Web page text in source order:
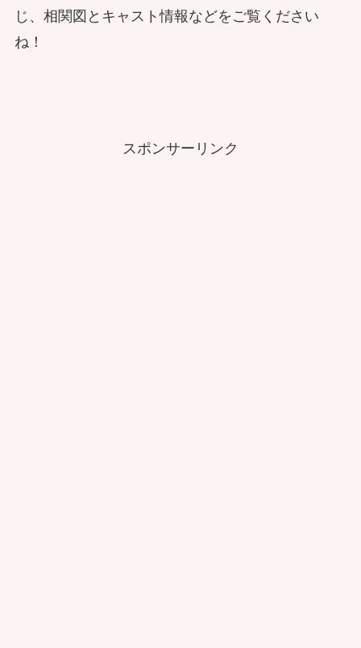
じ、相関図とキャスト情報などをご覧ください
ね！
スポンサーリンク